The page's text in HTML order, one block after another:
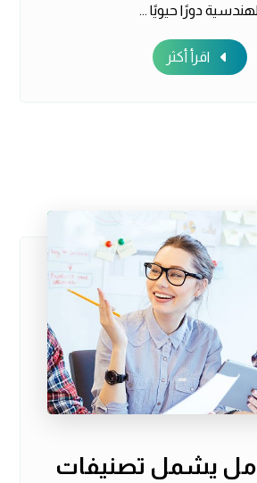
دورًا حيويًا ...
اقرأ أكثر
يشمل تصنيفات